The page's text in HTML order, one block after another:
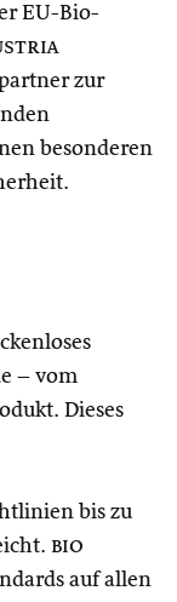
EU-Bio-
zur
besonderen
– vom
Dieses
bis zu
bio
auf allen